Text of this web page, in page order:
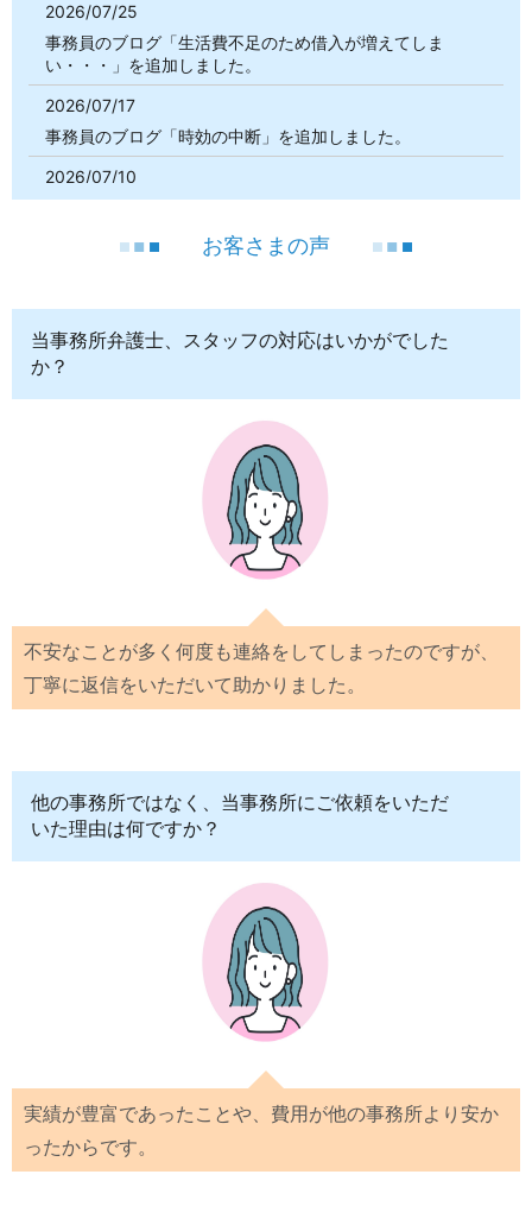
2026/07/25
事務員のブログ「生活費不足のため借入が増えてしま
い・・・」を追加しました。
2026/07/17
事務員のブログ「時効の中断」を追加しました。
2026/07/10
お客さまの声
当事務所弁護士、スタッフの対応はいかがでした
か？
不安なことが多く何度も連絡をしてしまったのですが、
丁寧に返信をいただいて助かりました。
他の事務所ではなく、当事務所にご依頼をいただ
いた理由は何ですか？
実績が豊富であったことや、費用が他の事務所より安か
ったからです。